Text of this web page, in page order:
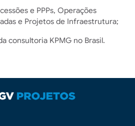
e PPPs, Operações
e Projetos de Infraestrutura;
consultoria KPMG no Brasil.